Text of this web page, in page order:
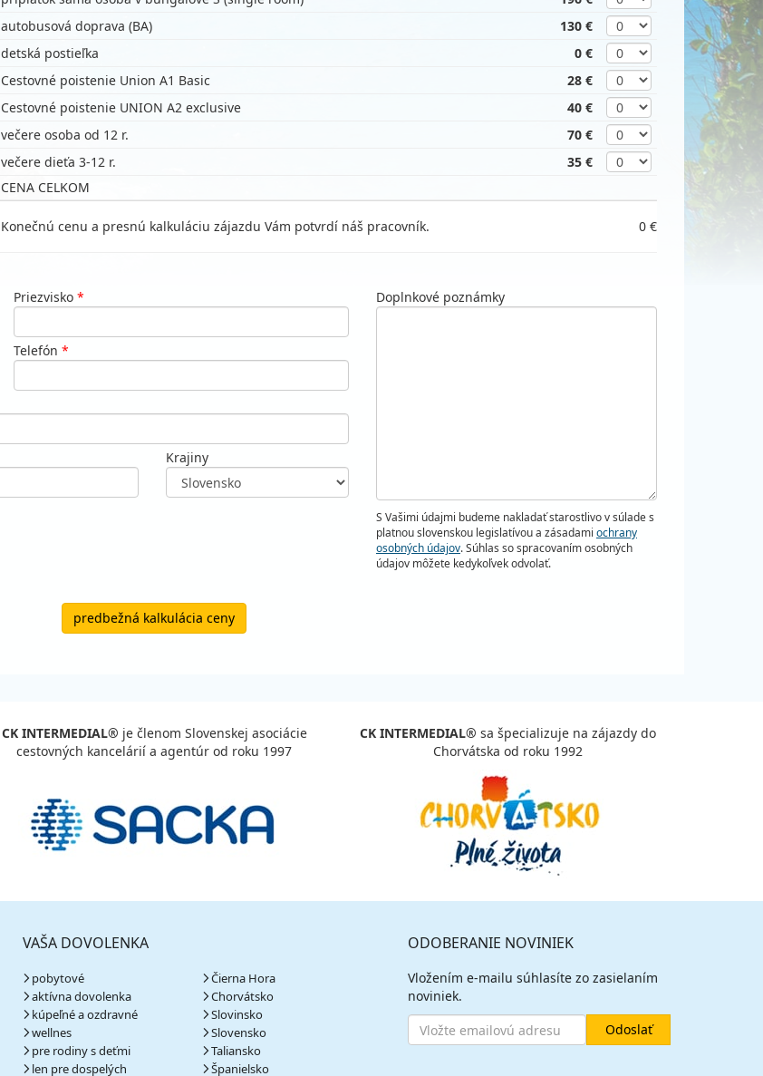
autobusová doprava (BA)
130 €
detská postieľka
0 €
Cestovné poistenie Union A1 Basic
28 €
Cestovné poistenie UNION A2 exclusive
40 €
večere osoba od 12 r.
70 €
večere dieťa 3-12 r.
35 €
CENA CELKOM
Konečnú cenu a presnú kalkuláciu zájazdu Vám potvrdí náš pracovník. 0 €
Priezvisko *
Telefón *
Krajiny
Doplnkové poznámky
S Vašimi údajmi budeme nakladať starostlivo v súlade s
platnou slovenskou legislatívou a zásadami ochrany
osobných údajov. Súhlas so spracovaním osobných
údajov môžete kedykoľvek odvolať.
predbežná kalkulácia ceny
CK INTERMEDIAL® je členom Slovenskej asociácie
cestovných kancelárií a agentúr od roku 1997
CK INTERMEDIAL® sa špecializuje na zájazdy do
Chorvátska od roku 1992
VAŠA DOVOLENKA
pobytové
aktívna dovolenka
kúpeľné a ozdravné
wellnes
pre rodiny s deťmi
len pre dospelých
Čierna Hora
Chorvátsko
Slovinsko
Slovensko
Taliansko
Španielsko
ODOBERANIE NOVINIEK
Vložením e-mailu súhlasíte zo zasielaním
noviniek.